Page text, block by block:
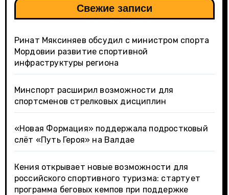
Свежие записи
Ринат Мяксиняев обсудил с министром спорта
Мордовии развитие спортивной
инфраструктуры региона
Минспорт расширил возможности для
спортсменов стрелковых дисциплин
«Новая Формация» поддержала подростковый
слёт «Путь Героя» на Валдае
Кения открывает новые возможности для
российского спортивного туризма: стартует
программа беговых кемпов при поддержке